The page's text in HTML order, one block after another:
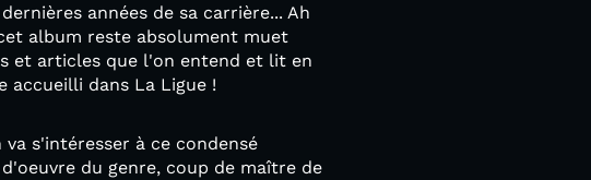
années de sa carrière... Ah
album reste absolument muet
et articles que l'on entend et lit en
accueilli dans La Ligue !
s'intéresser à ce condensé
du genre, coup de maître de